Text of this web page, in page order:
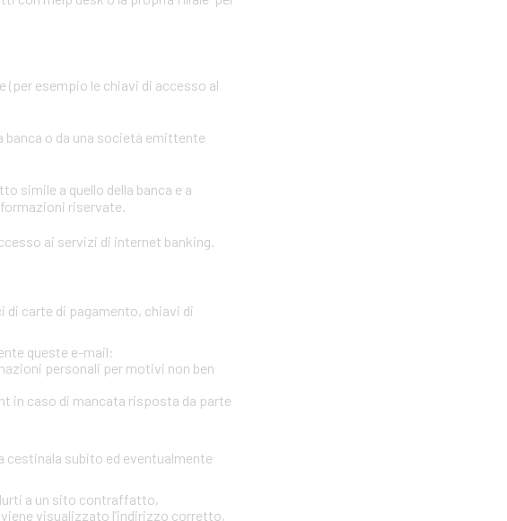
(per esempio le chiavi di accesso al
o da una società emittente
simile a quello della banca e a
riservate.
ai servizi di internet banking.
di carte di pagamento, chiavi di
queste e-mail:
personali per motivi non ben
in caso di mancata risposta da parte
cestinala subito ed eventualmente
a un sito contraffatto,
visualizzato l’indirizzo corretto,